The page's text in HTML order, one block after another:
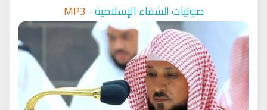
صوتيات الشفاء الإسلامية-
MP3